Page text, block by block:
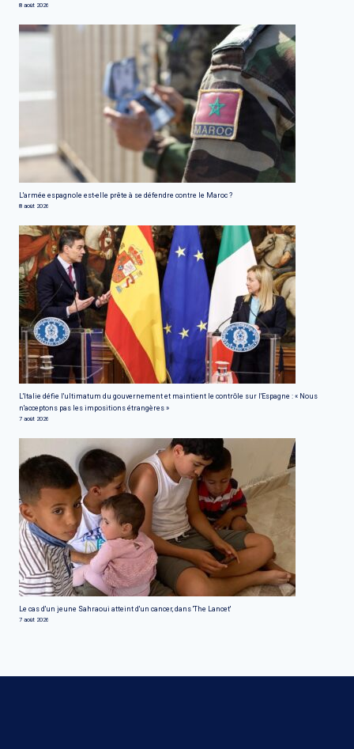
8 août 2026
L'armée espagnole est-elle prête à se défendre contre le Maroc ?
8 août 2026
L'Italie défie l'ultimatum du gouvernement et maintient le contrôle sur l'Espagne : « Nous
n'acceptons pas les impositions étrangères »
7 août 2026
Le cas d'un jeune Sahraoui atteint d'un cancer, dans 'The Lancet'
7 août 2026